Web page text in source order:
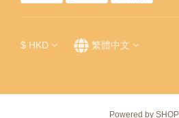
$ HKD 繁體中文
Powered by